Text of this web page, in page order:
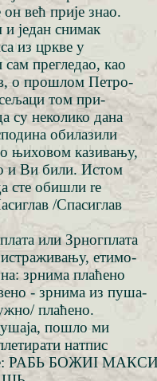
већ прије знао.
један снимак
из цркве у
прегледао, као
о прошлом Петро-
том при-
су неколико дана
обилазили
њиховом казивању,
и Ви били. Истом
сте обишли re
/Спасиглав
или Зрногплата
етимо-
зрнима плаћено
- зрнима из пуша-
плаћено.
пошло ми
натпис
РАБЬ БОЖИI